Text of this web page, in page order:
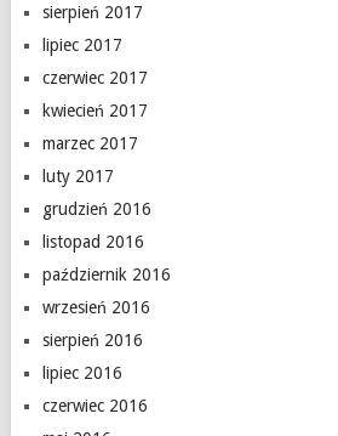
sierpień 2017
lipiec 2017
czerwiec 2017
kwiecień 2017
marzec 2017
luty 2017
grudzień 2016
listopad 2016
październik 2016
wrzesień 2016
sierpień 2016
lipiec 2016
czerwiec 2016